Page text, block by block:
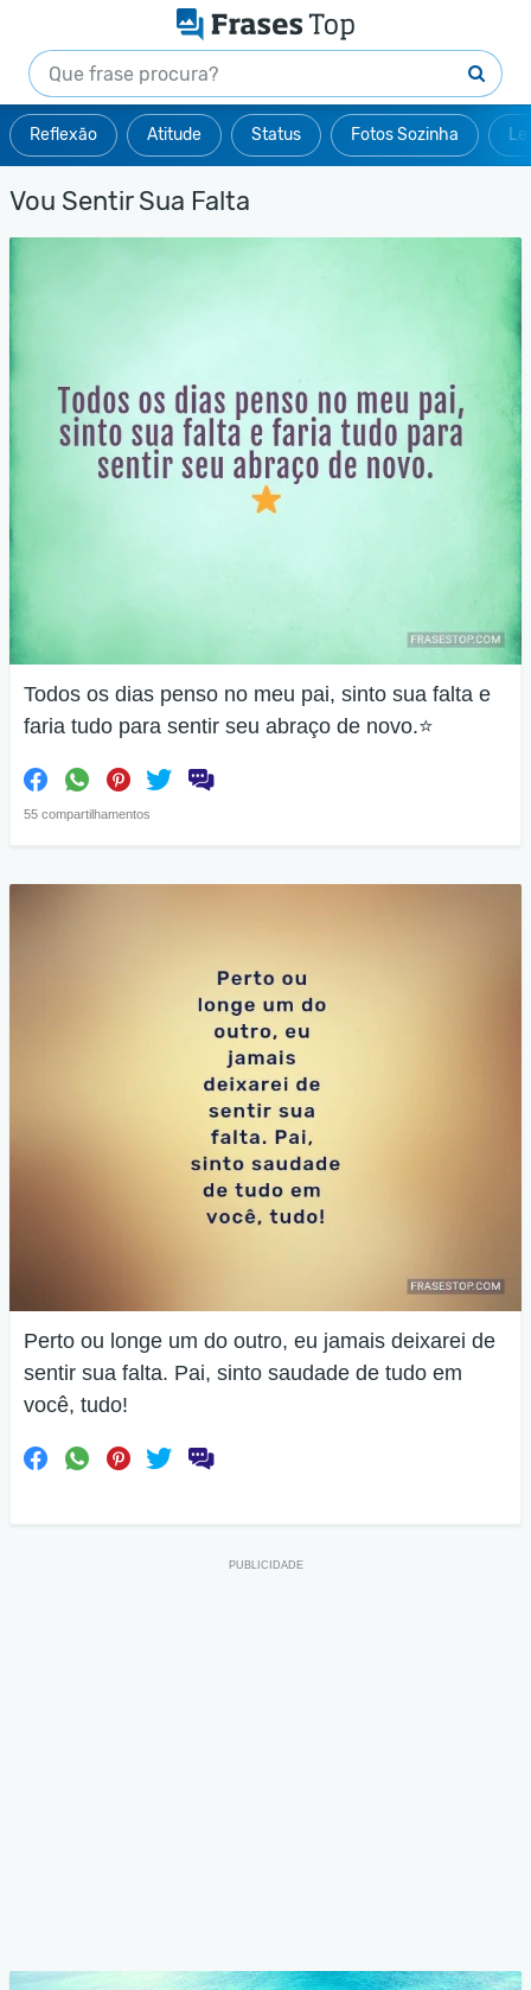
Reflexão Atitude Status Fotos Sozinha
Vou Sentir Sua Falta
Todos os dias penso no meu pai, sinto sua falta e
faria tudo para sentir seu abraço de novo.⭐
55 compartilhamentos
Perto ou longe um do outro, eu jamais deixarei de
sentir sua falta. Pai, sinto saudade de tudo em
você, tudo!